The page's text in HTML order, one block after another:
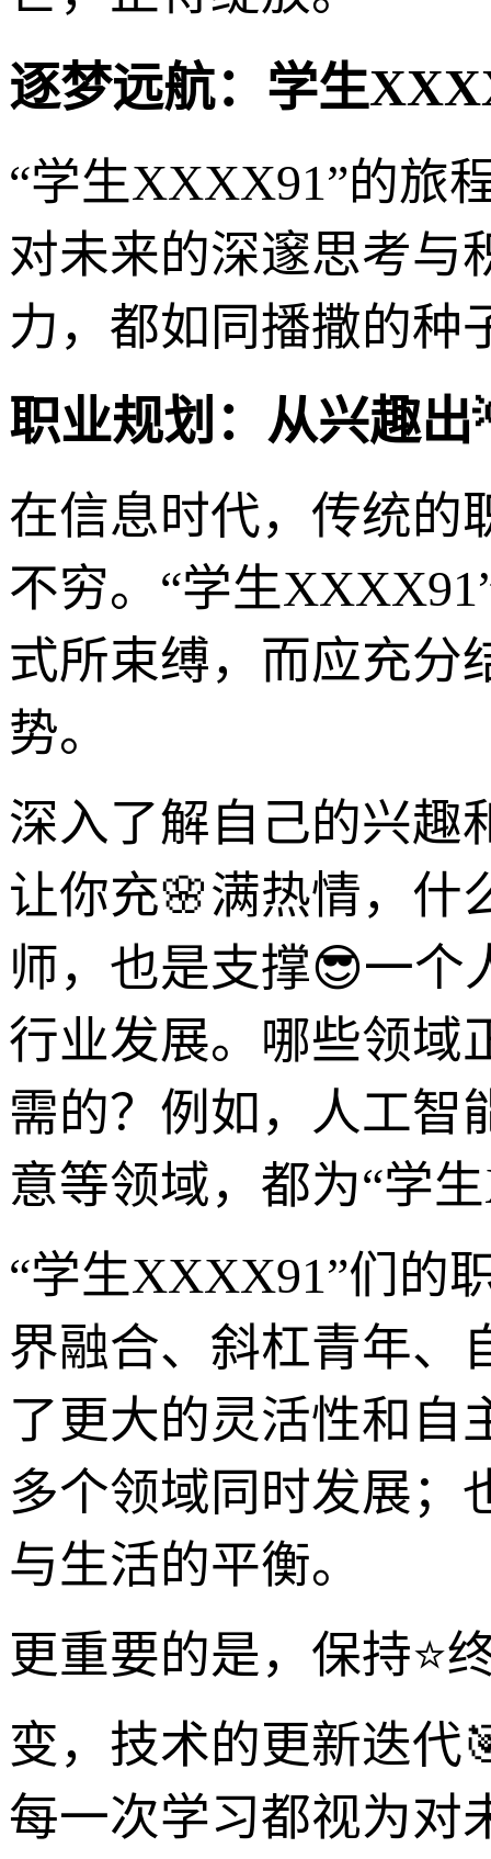
逐梦远航：学生
“学生XXXX91”的旅
对未来的深邃思考与
力，都如同播撒的种
职业规划：从兴趣
在信息时代，传统的
不穷。“学生
式所束缚，而应充分
势。
深入了解自己的兴趣
让你充🌸满热情，什
师，也是支撑😎一个
行业发展。哪些领域
需的？例如，人工智
意等领域，都为“学
“学生XXXX91”们的
界融合、斜杠青年、
了更大的灵活性和自
多个领域同时发展；
与生活的平衡。
更重要的是，保持⭐
变，技术的更新迭代
每一次学习都视为对